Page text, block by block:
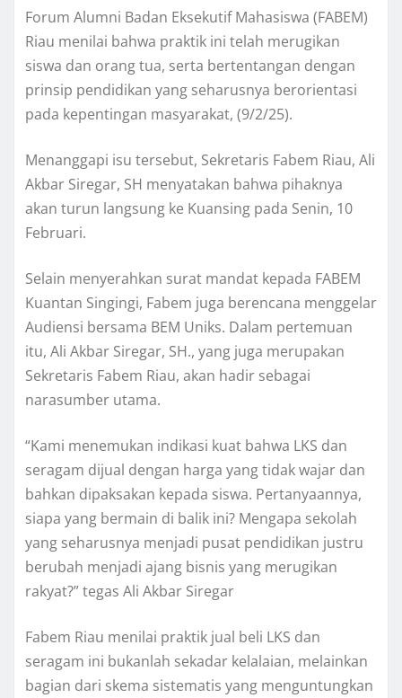
Forum Alumni Badan Eksekutif Mahasiswa (FABEM)
Riau menilai bahwa praktik ini telah merugikan
siswa dan orang tua, serta bertentangan dengan
prinsip pendidikan yang seharusnya berorientasi
pada kepentingan masyarakat, (9/2/25).
Menanggapi isu tersebut, Sekretaris Fabem Riau, Ali
Akbar Siregar, SH menyatakan bahwa pihaknya
akan turun langsung ke Kuansing pada Senin, 10
Februari.
Selain menyerahkan surat mandat kepada FABEM
Kuantan Singingi, Fabem juga berencana menggelar
Audiensi bersama BEM Uniks. Dalam pertemuan
itu, Ali Akbar Siregar, SH., yang juga merupakan
Sekretaris Fabem Riau, akan hadir sebagai
narasumber utama.
“Kami menemukan indikasi kuat bahwa LKS dan
seragam dijual dengan harga yang tidak wajar dan
bahkan dipaksakan kepada siswa. Pertanyaannya,
siapa yang bermain di balik ini? Mengapa sekolah
yang seharusnya menjadi pusat pendidikan justru
berubah menjadi ajang bisnis yang merugikan
rakyat?” tegas Ali Akbar Siregar
Fabem Riau menilai praktik jual beli LKS dan
seragam ini bukanlah sekadar kelalaian, melainkan
bagian dari skema sistematis yang menguntungkan